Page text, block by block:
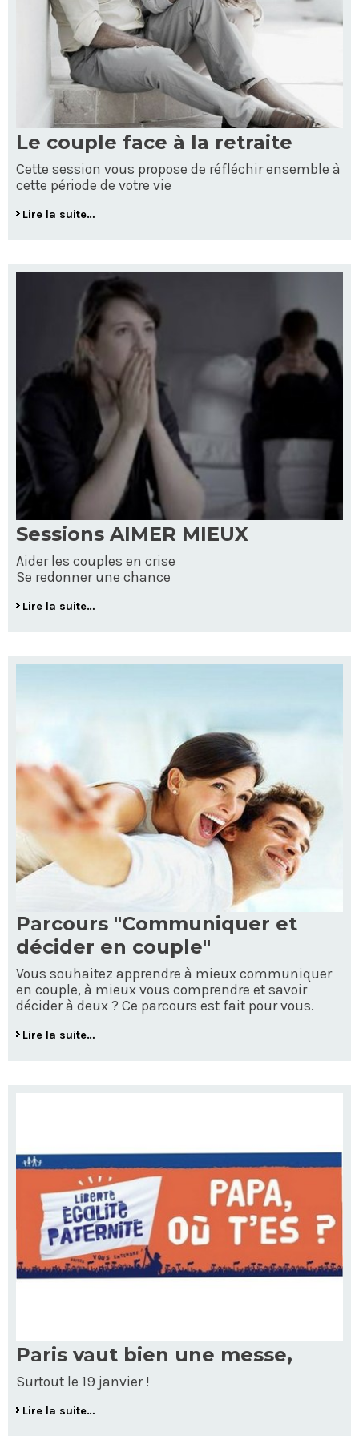
Le couple face à la retraite
Cette session vous propose de réfléchir ensemble à
cette période de votre vie
Lire la suite…
Sessions AIMER MIEUX
Aider les couples en crise
Se redonner une chance
Lire la suite…
Parcours "Communiquer et
décider en couple"
Vous souhaitez apprendre à mieux communiquer
en couple, à mieux vous comprendre et savoir
décider à deux ? Ce parcours est fait pour vous.
Lire la suite…
Paris vaut bien une messe,
Surtout le 19 janvier !
Lire la suite…